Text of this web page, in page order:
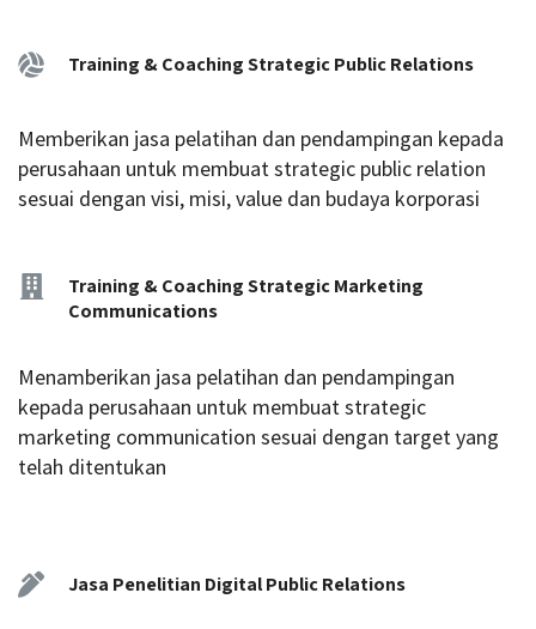
Training & Coaching Strategic Public Relations
Memberikan jasa pelatihan dan pendampingan kepada
perusahaan untuk membuat strategic public relation
sesuai dengan visi, misi, value dan budaya korporasi
Training & Coaching Strategic Marketing
Communications
Menamberikan jasa pelatihan dan pendampingan
kepada perusahaan untuk membuat strategic
marketing communication sesuai dengan target yang
telah ditentukan
Jasa Penelitian Digital Public Relations